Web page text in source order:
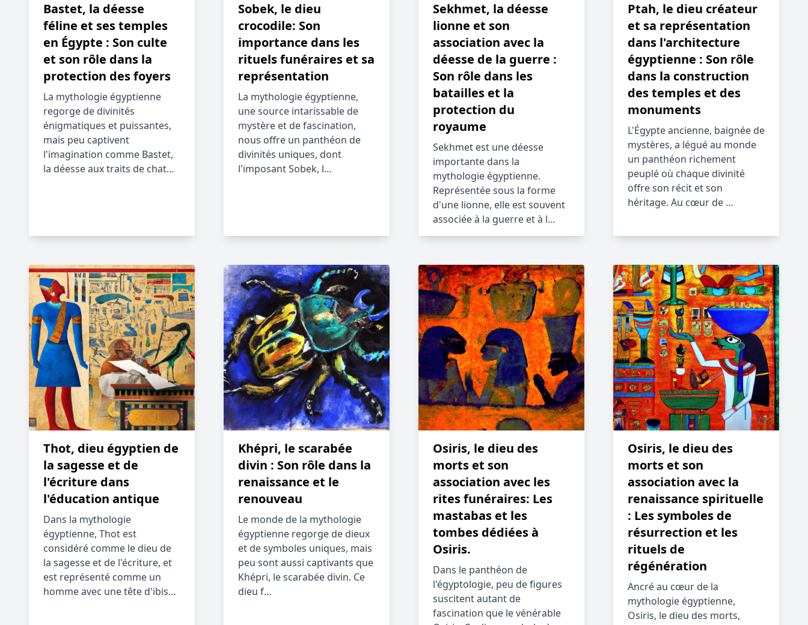
Bastet, la déesse
féline et ses temples
en Égypte : Son culte
et son rôle dans la
protection des foyers
La mythologie égyptienne
regorge de divinités
énigmatiques et puissantes,
mais peu captivent
l'imagination comme Bastet,
la déesse aux traits de chat…
Sobek, le dieu
crocodile: Son
importance dans les
rituels funéraires et sa
représentation
La mythologie égyptienne,
une source intarissable de
mystère et de fascination,
nous offre un panthéon de
divinités uniques, dont
l'imposant Sobek, l…
Sekhmet, la déesse
lionne et son
association avec la
déesse de la guerre :
Son rôle dans les
batailles et la
protection du
royaume
Sekhmet est une déesse
importante dans la
mythologie égyptienne.
Représentée sous la forme
d'une lionne, elle est souvent
associée à la guerre et à l…
Ptah, le dieu créateur
et sa représentation
dans l'architecture
égyptienne : Son rôle
dans la construction
des temples et des
monuments
L'Égypte ancienne, baignée de
mystères, a légué au monde
un panthéon richement
peuplé où chaque divinité
offre son récit et son
héritage. Au cœur de …
Thot, dieu égyptien de
la sagesse et de
l'écriture dans
l'éducation antique
Dans la mythologie
égyptienne, Thot est
considéré comme le dieu de
la sagesse et de l'écriture, et
est représenté comme un
homme avec une tête d'ibis…
Khépri, le scarabée
divin : Son rôle dans la
renaissance et le
renouveau
Le monde de la mythologie
égyptienne regorge de dieux
et de symboles uniques, mais
peu sont aussi captivants que
Khépri, le scarabée divin. Ce
dieu f…
Osiris, le dieu des
morts et son
association avec les
rites funéraires: Les
mastabas et les
tombes dédiées à
Osiris.
Dans le panthéon de
l'égyptologie, peu de figures
suscitent autant de
fascination que le vénérable
Osiris, le dieu des
morts et son
association avec la
renaissance spirituelle
: Les symboles de
résurrection et les
rituels de
régénération
Ancré au cœur de la
mythologie égyptienne,
Osiris, le dieu des morts,